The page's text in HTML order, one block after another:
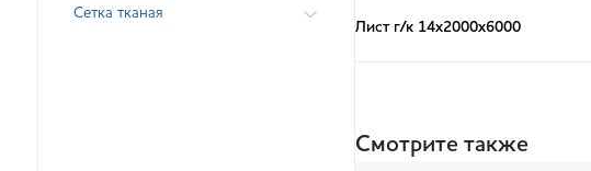
Сетка тканая
Лист г/к 14х2000х6000
Смотрите также